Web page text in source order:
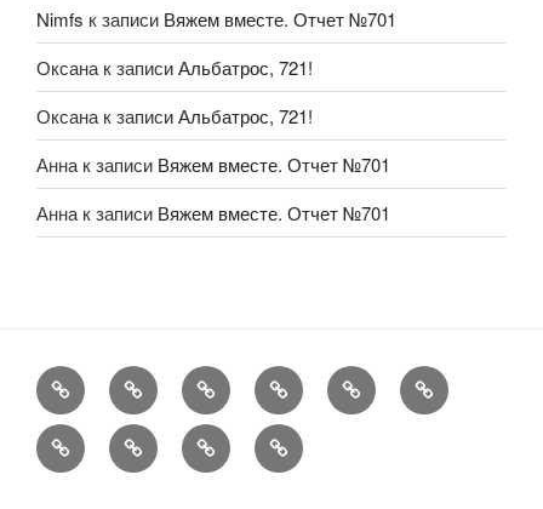
Nimfs к записи Вяжем вместе. Отчет №701
Оксана к записиАльбатрос, 721!
Оксана к записиАльбатрос, 721!
Анна к записи Вяжем вместе. Отчет №701
Анна к записи Вяжем вместе. Отчет №701
FAQ Рукоделие
А
еще
Мы КонкурсыОбменник
ХвастаемсяСтатьи Aukara
Shop
User
Profile